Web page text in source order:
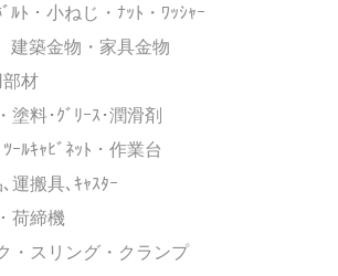
ﾙﾄ・小ねじ・ﾅｯﾄ・ﾜｯｼｬｰ
建築金物・家具金物
部材
塗料･ｸﾞﾘｰｽ･潤滑剤
ｰﾙｷｬﾋﾞﾈｯﾄ・作業台
運搬具､ｷｬｽﾀｰ
荷締機
・スリング・クランプ